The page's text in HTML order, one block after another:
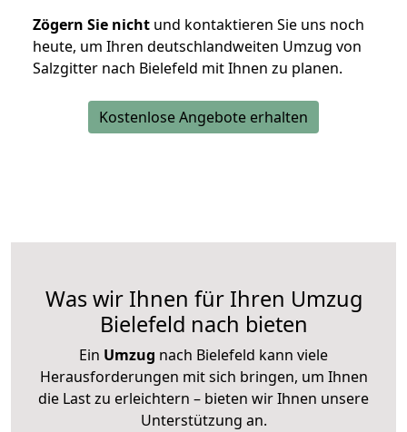
Zögern Sie nicht und kontaktieren Sie uns noch
heute, um Ihren deutschlandweiten Umzug von
Salzgitter nach Bielefeld mit Ihnen zu planen.
Kostenlose Angebote erhalten
Was wir Ihnen für Ihren Umzug
Bielefeld nach bieten
Ein Umzug nach Bielefeld kann viele
Herausforderungen mit sich bringen, um Ihnen
die Last zu erleichtern – bieten wir Ihnen unsere
Unterstützung an.